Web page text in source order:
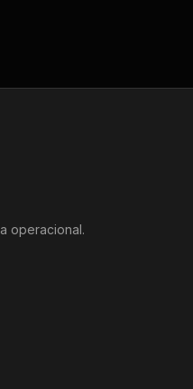
operacional.